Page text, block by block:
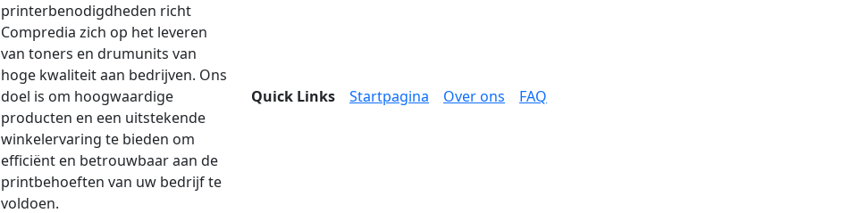
printerbenodigdheden richt
Compredia zich op het leveren
van toners en drumunits van
hoge kwaliteit aan bedrijven. Ons
doel is om hoogwaardige
producten en een uitstekende
winkelervaring te bieden om
efficiënt en betrouwbaar aan de
printbehoeften van uw bedrijf te
voldoen.
Quick Links Startpagina Over ons FAQ